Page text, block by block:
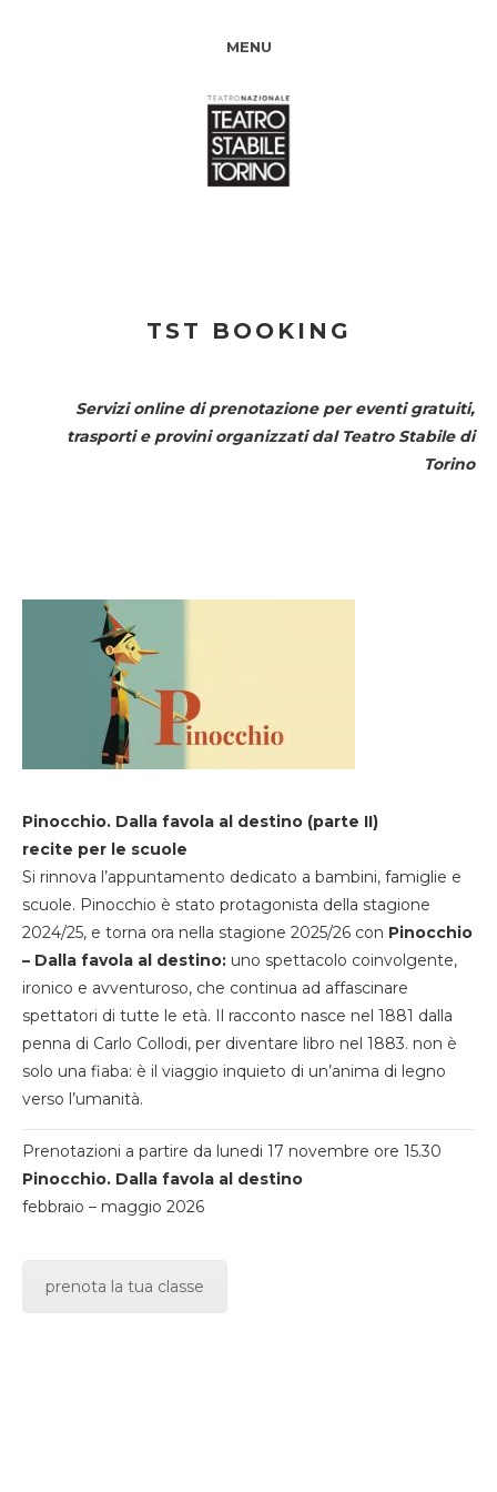
MENU
TST BOOKING
Servizi online di prenotazione per eventi gratuiti,
trasporti e provini organizzati dal Teatro Stabile di
Torino
Pinocchio. Dalla favola al destino (parte II)
recite per le scuole
Si rinnova l’appuntamento dedicato a bambini, famiglie e
scuole. Pinocchio è stato protagonista della stagione
2024/25, e torna ora nella stagione 2025/26 con Pinocchio
– Dalla favola al destino: uno spettacolo coinvolgente,
ironico e avventuroso, che continua ad affascinare
spettatori di tutte le età. Il racconto nasce nel 1881 dalla
penna di Carlo Collodi, per diventare libro nel 1883. non è
solo una fiaba: è il viaggio inquieto di un’anima di legno
verso l’umanità.
Prenotazioni a partire da lunedi 17 novembre ore 15.30
Pinocchio. Dalla favola al destino
febbraio – maggio 2026
prenota la tua classe